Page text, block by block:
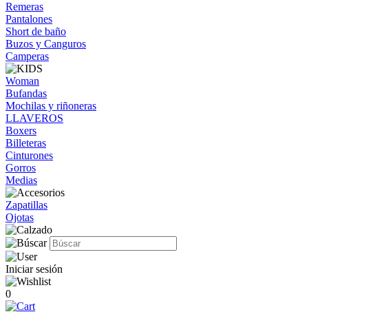
Remeras
Pantalones
Short de baño
Buzos y Canguros
Camperas
Woman
Bufandas
Mochilas y riñoneras
LLAVEROS
Boxers
Billeteras
Cinturones
Gorros
Medias
Zapatillas
Ojotas
Iniciar sesión
0